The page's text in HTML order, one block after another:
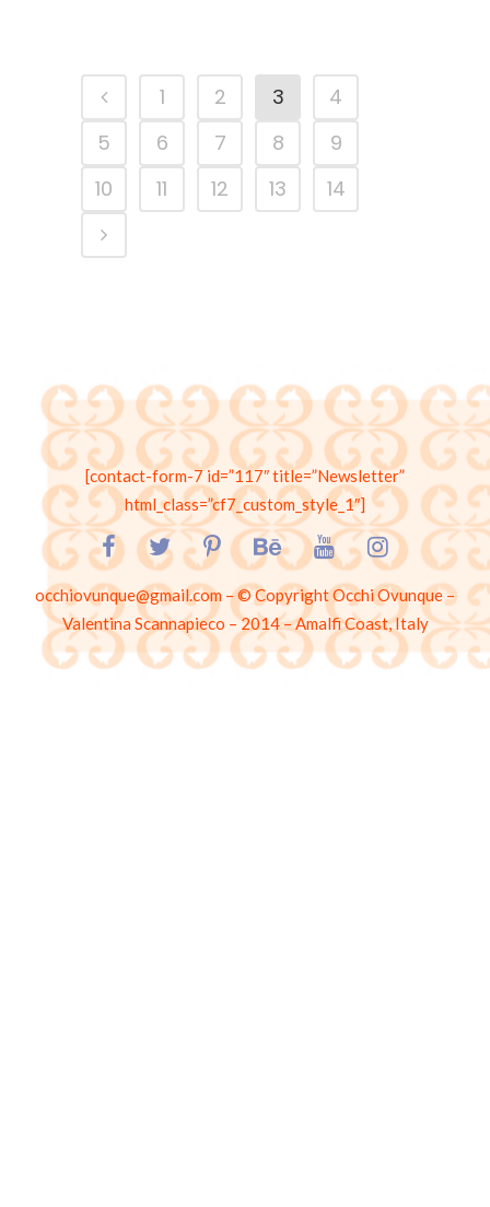
1 2 3
4
5
6 7 8
9
10
11 12 13 14
[contact-form-7 id=”117″ title=”Newsletter”
html_class=”cf7_custom_style_1″]
occhiovunque@gmail.com – © Copyright Occhi Ovunque –
Valentina Scannapieco – 2014 – Amalfi Coast, Italy